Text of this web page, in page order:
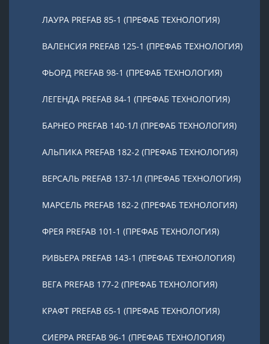
ЛАУРА PREFAB 85-1 (ПРЕФАБ ТЕХНОЛОГИЯ)
ВАЛЕНСИЯ PREFAB 125-1 (ПРЕФАБ ТЕХНОЛОГИЯ)
ФЬОРД PREFAB 98-1 (ПРЕФАБ ТЕХНОЛОГИЯ)
ЛЕГЕНДА PREFAB 84-1 (ПРЕФАБ ТЕХНОЛОГИЯ)
БАРНЕО PREFAB 140-1Л (ПРЕФАБ ТЕХНОЛОГИЯ)
АЛЬПИКА PREFAB 182-2 (ПРЕФАБ ТЕХНОЛОГИЯ)
ВЕРСАЛЬ PREFAB 137-1Л (ПРЕФАБ ТЕХНОЛОГИЯ)
МАРСЕЛЬ PREFAB 182-2 (ПРЕФАБ ТЕХНОЛОГИЯ)
ФРЕЯ PREFAB 101-1 (ПРЕФАБ ТЕХНОЛОГИЯ)
РИВЬЕРА PREFAB 143-1 (ПРЕФАБ ТЕХНОЛОГИЯ)
ВЕГА PREFAB 177-2 (ПРЕФАБ ТЕХНОЛОГИЯ)
КРАФТ PREFAB 65-1 (ПРЕФАБ ТЕХНОЛОГИЯ)
СИЕРРА PREFAB 96-1 (ПРЕФАБ ТЕХНОЛОГИЯ)